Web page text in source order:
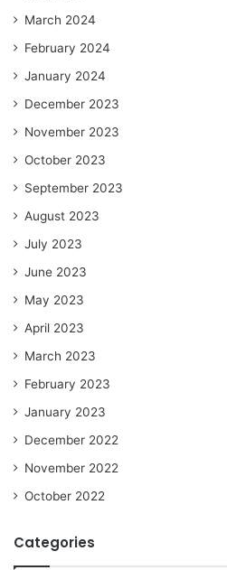
March 2024
February 2024
January 2024
December 2023
November 2023
October 2023
September 2023
August 2023
July 2023
June 2023
May 2023
April 2023
March 2023
February 2023
January 2023
December 2022
November 2022
October 2022
Categories